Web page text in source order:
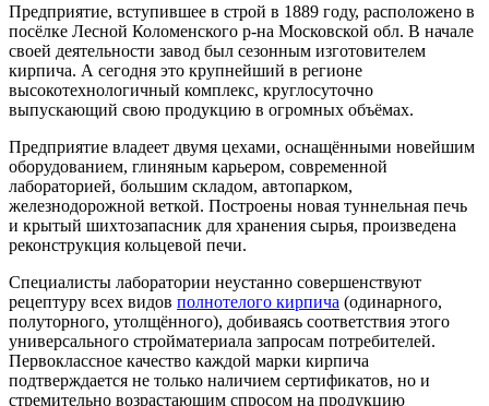
Предприятие, вступившее в строй в 1889 году, расположено в
посёлке Лесной Коломенского р-на Московской обл. В начале
своей деятельности завод был сезонным изготовителем
кирпича. А сегодня это крупнейший в регионе
высокотехнологичный комплекс, круглосуточно
выпускающий свою продукцию в огромных объёмах.
Предприятие владеет двумя цехами, оснащёнными новейшим
оборудованием, глиняным карьером, современной
лабораторией, большим складом, автопарком,
железнодорожной веткой. Построены новая туннельная печь
и крытый шихтозапасник для хранения сырья, произведена
реконструкция кольцевой печи.
Специалисты лаборатории неустанно совершенствуют
рецептуру всех видов полнотелого кирпича (одинарного,
полуторного, утолщённого), добиваясь соответствия этого
универсального стройматериала запросам потребителей.
Первоклассное качество каждой марки кирпича
подтверждается не только наличием сертификатов, но и
стремительно возрастающим спросом на продукцию